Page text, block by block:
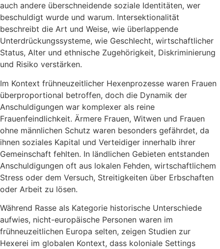
auch andere überschneidende soziale Identitäten, wer
beschuldigt wurde und warum. Intersektionalität
beschreibt die Art und Weise, wie überlappende
Unterdrückungssysteme, wie Geschlecht, wirtschaftlicher
Status, Alter und ethnische Zugehörigkeit, Diskriminierung
und Risiko verstärken.
Im Kontext frühneuzeitlicher Hexenprozesse waren Frauen
überproportional betroffen, doch die Dynamik der
Anschuldigungen war komplexer als reine
Frauenfeindlichkeit. Ärmere Frauen, Witwen und Frauen
ohne männlichen Schutz waren besonders gefährdet, da
ihnen soziales Kapital und Verteidiger innerhalb ihrer
Gemeinschaft fehlten. In ländlichen Gebieten entstanden
Anschuldigungen oft aus lokalen Fehden, wirtschaftlichem
Stress oder dem Versuch, Streitigkeiten über Erbschaften
oder Arbeit zu lösen.
Während Rasse als Kategorie historische Unterschiede
aufwies, nicht-europäische Personen waren im
frühneuzeitlichen Europa selten, zeigen Studien zur
Hexerei im globalen Kontext, dass koloniale Settings